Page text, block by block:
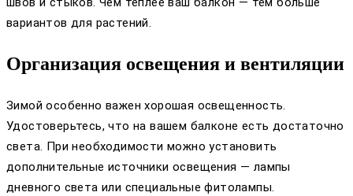
вариантов для растений.
Организация освещения и вентиляции
Зимой особенно важен хорошая освещенность.
Удостоверьтесь, что на вашем балконе есть достаточно
света. При необходимости можно установить
дополнительные источники освещения — лампы
дневного света или специальные фитолампы.